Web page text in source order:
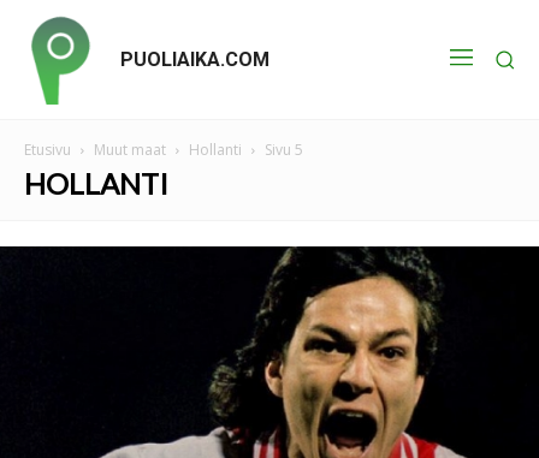
PUOLIAIKA.COM
Etusivu Muut maat Hollanti Sivu 5
HOLLANTI